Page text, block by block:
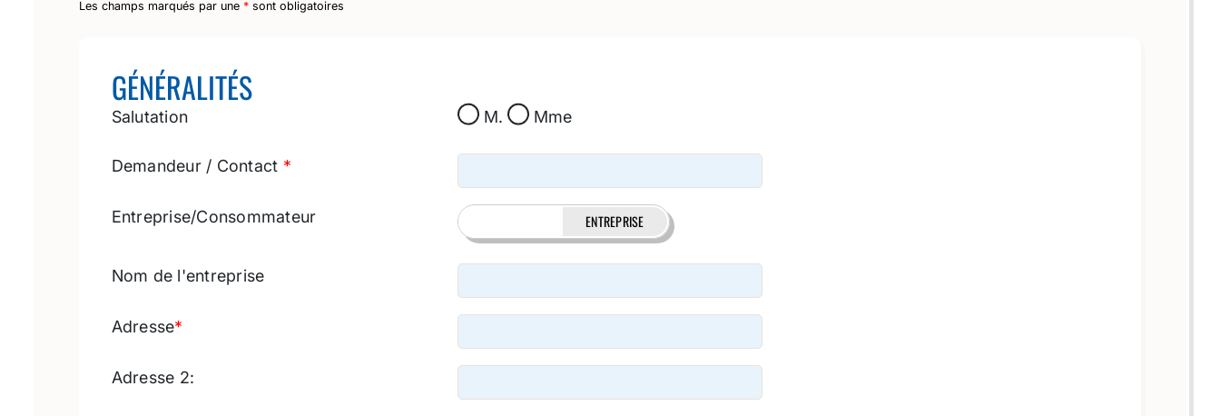
Les champs marqués par une *sont obligatoires
GÉNÉRALITÉS
Salutation M. Mme
Demandeur / Contact *
Entreprise/Consommateur ENTREPRISE
Nom de l'entreprise
Adresse*
Adresse 2: